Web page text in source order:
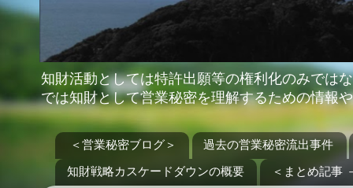
知財活動としては特許出願等の権利化のみでは
では知財として営業秘密を理解するための情報
＜営業秘密ブログ＞
過去の営業秘密流出事件
知財戦略カスケードダウンの概要
＜まとめ記事